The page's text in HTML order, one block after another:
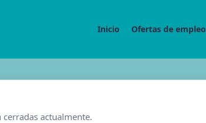
Inicio Ofertas de empleo
actualmente.